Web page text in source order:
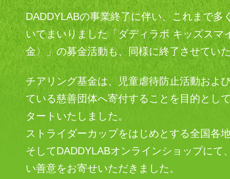
DADDYLABの事業終了に伴い、これまで多
いてまいりました「ダディラボ キッズスマ
金〉」の募金活動も、同様に終了させてい
チアリング基金は、児童虐待防止活動およ
ている慈善団体へ寄付することを目的とし
タートいたしました。
ストライダーカップをはじめとする全国各
そしてDADDYLABオンラインショップにて
い善意をお寄せいただきました。